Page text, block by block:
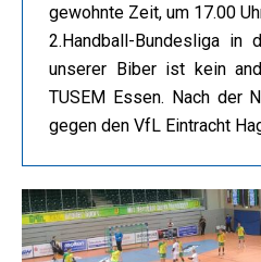
gewohnte Zeit, um 17.00
2.Handball-Bundesliga in
unserer Biber ist kein
TUSEM Essen. Nach der
gegen den VfL Eintracht